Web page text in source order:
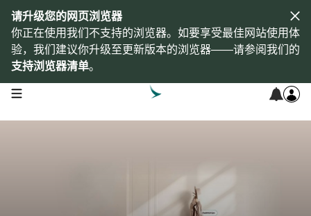
请升级您的网页浏览器
你正在使用我们不支持的浏览器。如要享受最佳网站使用体
验，我们建议你升级至更新版本的浏览器——请参阅我们的
支持浏览器清单。
open navigation menu